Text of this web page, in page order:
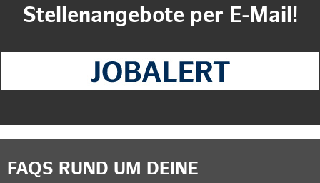
Stellenangebote per E-Mail!
FAQS RUND UM DEINE